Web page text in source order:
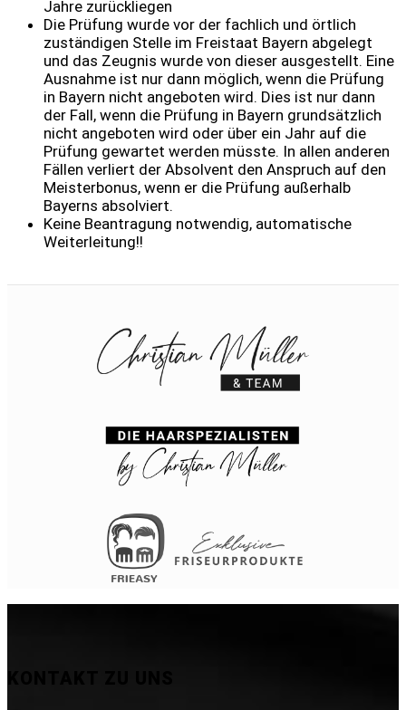
Jahre zurückliegen
Die Prüfung wurde vor der fachlich und örtlich
zuständigen Stelle im Freistaat Bayern abgelegt
und das Zeugnis wurde von dieser ausgestellt. Eine
Ausnahme ist nur dann möglich, wenn die Prüfung
in Bayern nicht angeboten wird. Dies ist nur dann
der Fall, wenn die Prüfung in Bayern grundsätzlich
nicht angeboten wird oder über ein Jahr auf die
Prüfung gewartet werden müsste. In allen anderen
Fällen verliert der Absolvent den Anspruch auf den
Meisterbonus, wenn er die Prüfung außerhalb
Bayerns absolviert.
Keine Beantragung notwendig, automatische
Weiterleitung!!